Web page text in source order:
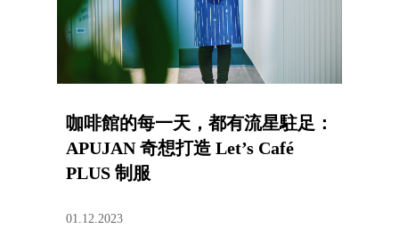
咖啡館的每一天，都有流星駐足：
APUJAN 奇想打造 Let’s Café
PLUS 制服
01.12.2023